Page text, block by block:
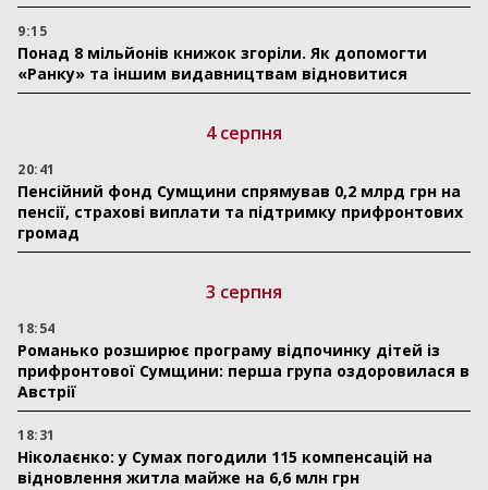
9:15
Понад 8 мільйонів книжок згоріли. Як допомогти
«Ранку» та іншим видавництвам відновитися
4 серпня
20:41
Пенсійний фонд Сумщини спрямував 0,2 млрд грн на
пенсії, страхові виплати та підтримку прифронтових
громад
3 серпня
18:54
Романько розширює програму відпочинку дітей із
прифронтової Сумщини: перша група оздоровилася в
Австрії
18:31
Ніколаєнко: у Сумах погодили 115 компенсацій на
відновлення житла майже на 6,6 млн грн